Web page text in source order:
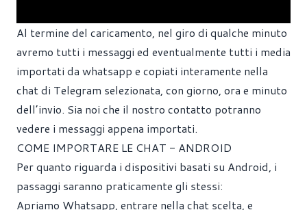
Al termine del caricamento, nel giro di qualche minuto
avremo tutti i messaggi ed eventualmente tutti i media
importati da whatsapp e copiati interamente nella
chat di Telegram selezionata, con giorno, ora e minuto
dell’invio. Sia noi che il nostro contatto potranno
vedere i messaggi appena importati.
COME IMPORTARE LE CHAT - ANDROID
Per quanto riguarda i dispositivi basati su Android, i
passaggi saranno praticamente gli stessi:
Apriamo Whatsapp, entrare nella chat scelta, e